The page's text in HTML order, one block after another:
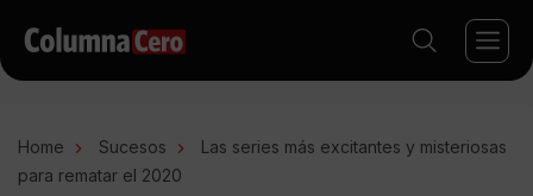
Home Sucesos
Las series más excitantes y misteriosas
para rematar el 2020